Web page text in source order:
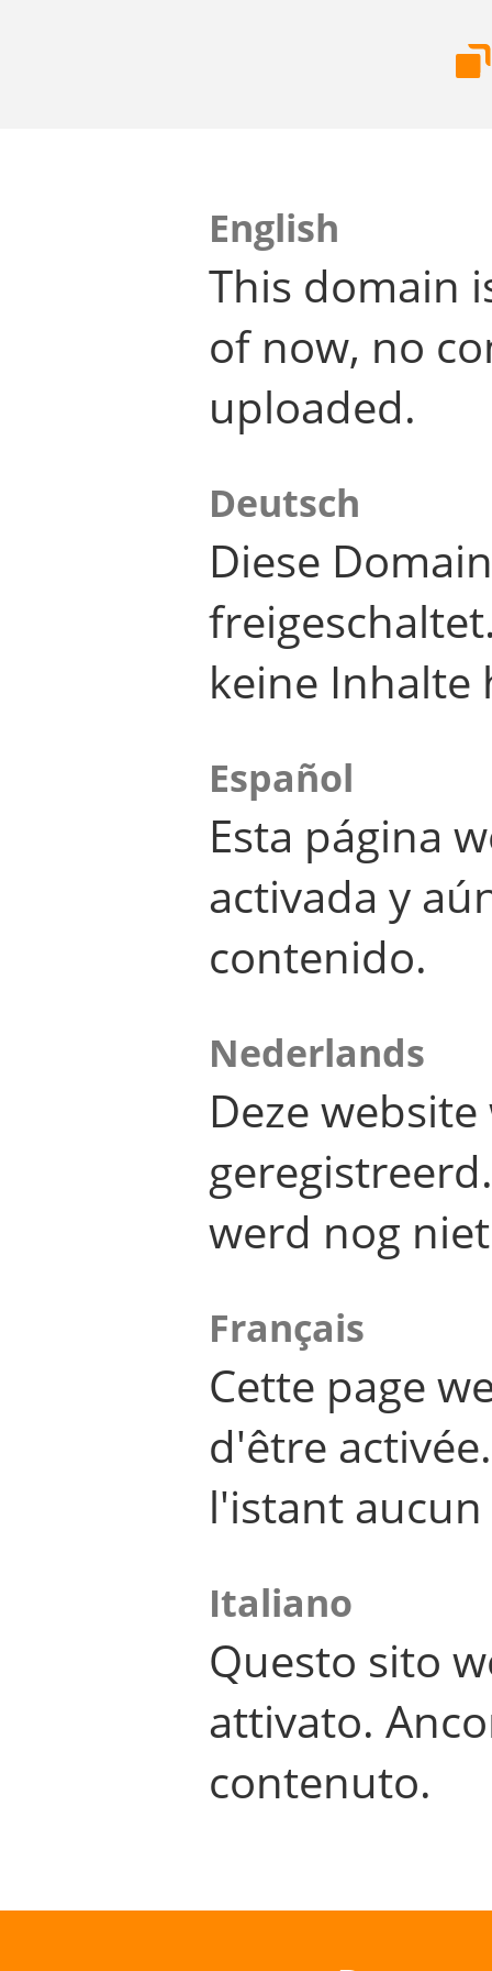
English
This domain
of now, no
uploaded.
Deutsch
Diese
keine Inhalte
Español
Esta página
activada y
contenido.
Nederlands
Deze
werd nog
Français
Cette page
d'être
l'istant
Italiano
Questo sito
attivato.
contenuto.